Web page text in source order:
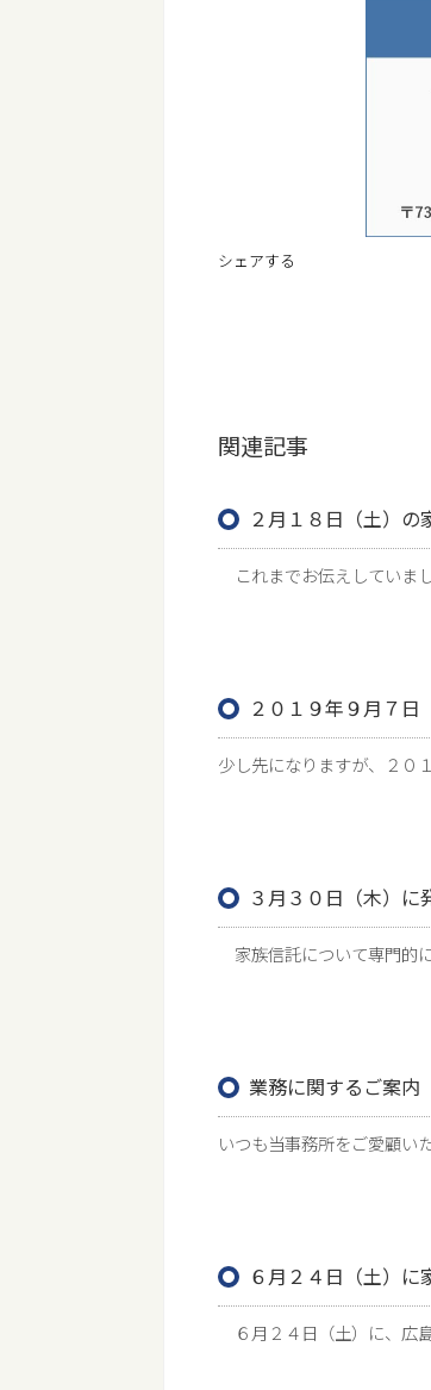
シェアする
関連記事
２月１８日（土）の
これまでお伝えしていま
２０１９年９月７
少し先になりますが、２０
３月３０日（木）に
家族信託について専門的
業務に関するご案内
いつも当事務所をご愛顧い
６月２４日（土）に
６月２４日（土）に、広